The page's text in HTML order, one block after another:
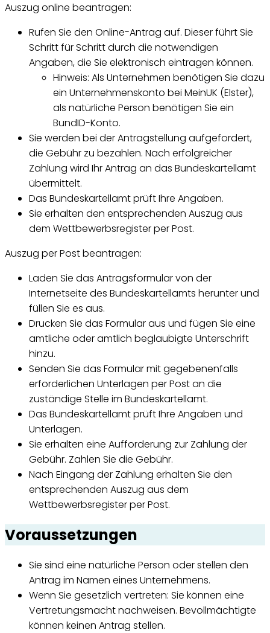
Auszug online beantragen:
Rufen Sie den Online-Antrag auf. Dieser führt Sie
Schritt für Schritt durch die notwendigen
Angaben, die Sie elektronisch eintragen können.
Hinweis: Als Unternehmen benötigen Sie dazu
ein Unternehmenskonto bei MeinUK (Elster),
als natürliche Person benötigen Sie ein
BundID-Konto.
Sie werden bei der Antragstellung aufgefordert,
die Gebühr zu bezahlen. Nach erfolgreicher
Zahlung wird Ihr Antrag an das Bundeskartellamt
übermittelt.
Das Bundeskartellamt prüft Ihre Angaben.
Sie erhalten den entsprechenden Auszug aus
dem Wettbewerbsregister per Post.
Auszug per Post beantragen:
Laden Sie das Antragsformular von der
Internetseite des Bundeskartellamts herunter und
füllen Sie es aus.
Drucken Sie das Formular aus und fügen Sie eine
amtliche oder amtlich beglaubigte Unterschrift
hinzu.
Senden Sie das Formular mit gegebenenfalls
erforderlichen Unterlagen per Post an die
zuständige Stelle im Bundeskartellamt.
Das Bundeskartellamt prüft Ihre Angaben und
Unterlagen.
Sie erhalten eine Aufforderung zur Zahlung der
Gebühr. Zahlen Sie die Gebühr.
Nach Eingang der Zahlung erhalten Sie den
entsprechenden Auszug aus dem
Wettbewerbsregister per Post.
Voraussetzungen
Sie sind eine natürliche Person oder stellen den
Antrag im Namen eines Unternehmens.
Wenn Sie gesetzlich vertreten: Sie können eine
Vertretungsmacht nachweisen. Bevollmächtigte
können keinen Antrag stellen.